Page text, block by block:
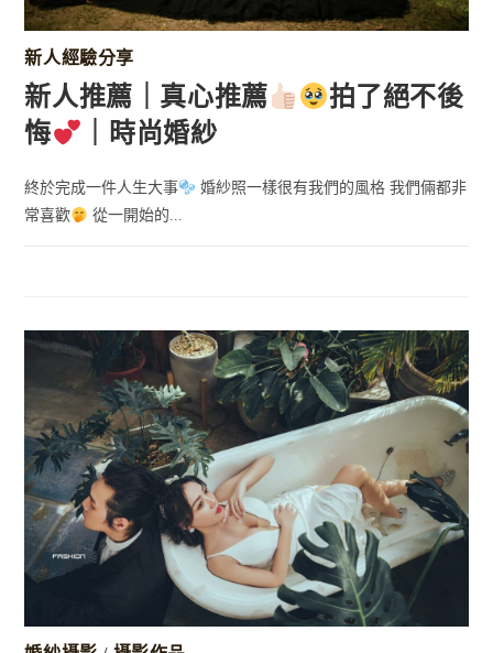
新人經驗分享
新人推薦｜真心推薦
拍了絕不後
悔
｜時尚婚紗
終於完成一件人生大事
婚紗照一樣很有我們的風格 我們倆都非
常喜歡
從一開始的...